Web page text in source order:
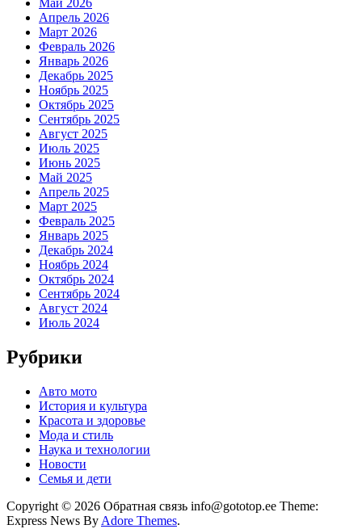
Май 2026
Апрель 2026
Март 2026
Февраль 2026
Январь 2026
Декабрь 2025
Ноябрь 2025
Октябрь 2025
Сентябрь 2025
Август 2025
Июль 2025
Июнь 2025
Май 2025
Апрель 2025
Март 2025
Февраль 2025
Январь 2025
Декабрь 2024
Ноябрь 2024
Октябрь 2024
Сентябрь 2024
Август 2024
Июль 2024
Рубрики
Авто мото
История и культура
Красота и здоровье
Мода и стиль
Наука и технологии
Новости
Семья и дети
Copyright © 2026 Обратная связь info@gototop.ee Theme:
Express News By Adore Themes.